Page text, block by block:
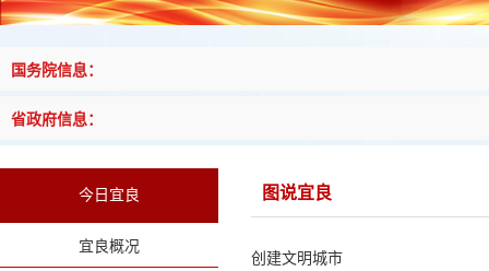
国务院信息：
省政府信息：
今日宜良
宜良概况
图说宜良
创建文明城市